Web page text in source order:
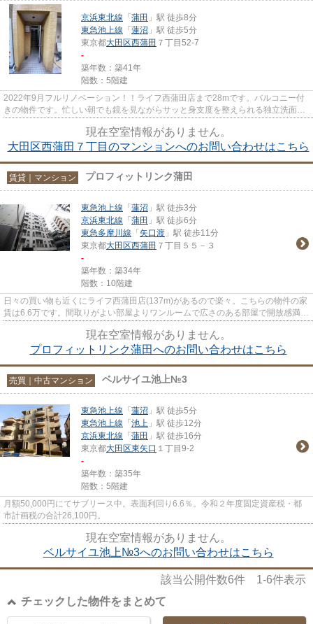
京浜東北線 「 蒲田 」駅 徒歩8分
東急池上線 「 蓮沼 」駅 徒歩5分
東京都大田区西蒲田 ７丁目52-7
-
築年数：築41年
階数：5階建
2022年9月フルリノベーション！！ライフ西蒲田店まで28mです。バルコニー付
きの物件です。忙しい朝でも鏡を見ながらサッと身支度を整えられる独立洗面台
現在空室情報がありません。
大田区西蒲田７丁目のマンションへのお問い合わせはこちら
賃貸｜マンション プロフィットリンク蒲田
東急池上線 「 蓮沼 」駅 徒歩3分
京浜東北線 「 蒲田 」駅 徒歩6分
東急多摩川線 「 矢口渡 」駅 徒歩11分
東京都大田区西蒲田 ７丁目５５－３
-
築年数：築34年
階数：10階建
日々の買い物も近くにライフ西蒲田店(137m)があるので楽々。こちらの物件の家
賃は6.6万です。間取りがよい部屋よりワンルームで広さのある部屋で開放感満載
現在空室情報がありません。
プロフィットリンク蒲田へのお問い合わせはこちら
売買｜中古マンション ベルサイユ池上№3
東急池上線 「 蓮沼 」駅 徒歩5分
東急池上線 「 池上 」駅 徒歩12分
京浜東北線 「 蒲田 」駅 徒歩16分
東京都大田区東矢口 １丁目9-2
-
築年数：築35年
階数：5階建
月額50,000円にてサブリース中。表面利回り6.6％。令和２年度固定資産税・都
市計画税の合計26,100円。
現在空室情報がありません。
ベルサイユ池上№3へのお問い合わせはこちら
該当公開件数6件 1-6件表示
チェックした物件をまとめて